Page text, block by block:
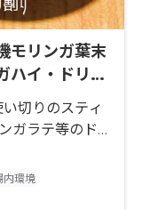
モリンガ葉末
ハイ・ドリン
切りのスティ
ガラテ等のドリ
。飲食店・ホテ
内環境